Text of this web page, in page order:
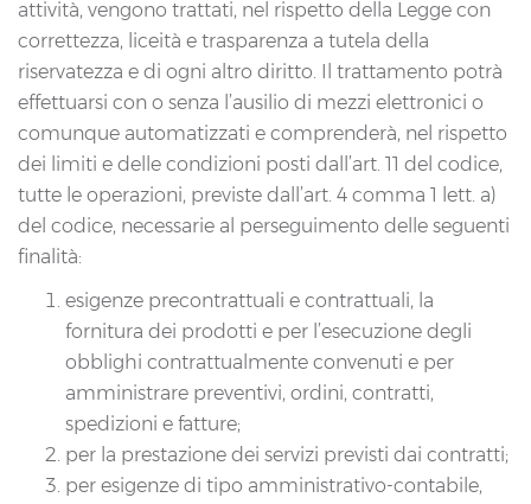
attività, vengono trattati, nel rispetto della Legge con
correttezza, liceità e trasparenza a tutela della
riservatezza e di ogni altro diritto. Il trattamento potrà
effettuarsi con o senza l’ausilio di mezzi elettronici o
comunque automatizzati e comprenderà, nel rispetto
dei limiti e delle condizioni posti dall’art. 11 del codice,
tutte le operazioni, previste dall’art. 4 comma 1 lett. a)
del codice, necessarie al perseguimento delle seguenti
finalità:
esigenze precontrattuali e contrattuali, la
fornitura dei prodotti e per l’esecuzione degli
obblighi contrattualmente convenuti e per
amministrare preventivi, ordini, contratti,
spedizioni e fatture;
per la prestazione dei servizi previsti dai contratti;
per esigenze di tipo amministrativo-contabile,